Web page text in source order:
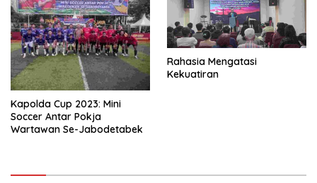
Kapolda Cup 2023: Mini
Soccer Antar Pokja
Wartawan Se-Jabodetabek
Rahasia Mengatasi
Kekuatiran